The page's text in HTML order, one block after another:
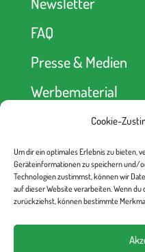
Cookie-
Um dir ein optimales Erlebnis zu bieten,
Geräteinformationen zu speichern und/
Technologien zustimmst, können wir
auf dieser Website verarbeiten. Wenn
zurückziehst, können bestimmte
FAQ
Presse & Medien
Werbematerial
kein Abseits! e.V.
Berliner Volksbank
IBAN: DE52 1009
BIC: BEVODEBB